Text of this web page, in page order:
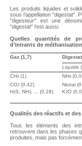
Les produits liquides et
sous l’appellation "digestat".
"digesteur" est une
"digestat" l’est aussi.
Quelles quantités de
d’intrants de méthanisation
Gaz (1,7)
Liquide
CH4 (1) NH4
CO2 (0,42)
H2S, NH3 , ... (0,28)
Ntotal
K2O
Qualités des réactifs et
Tous les éléments des
retrouvent dans les phases
produites, mais pas